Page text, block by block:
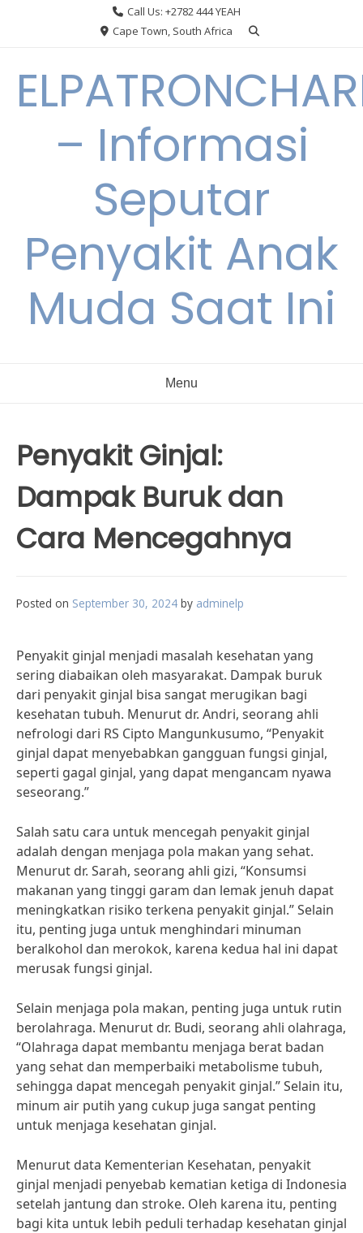
Call Us: +2782 444 YEAH
Cape Town, South Africa
– Informasi
Seputar
Penyakit Anak
Muda Saat Ini
Menu
Penyakit Ginjal:
Dampak Buruk dan
Cara Mencegahnya
Posted on September 30, 2024 by adminelp
Penyakit ginjal menjadi masalah kesehatan yang
sering diabaikan oleh masyarakat. Dampak buruk
dari penyakit ginjal bisa sangat merugikan bagi
kesehatan tubuh. Menurut dr. Andri, seorang ahli
nefrologi dari RS Cipto Mangunkusumo, “Penyakit
ginjal dapat menyebabkan gangguan fungsi ginjal,
seperti gagal ginjal, yang dapat mengancam nyawa
seseorang.”
Salah satu cara untuk mencegah penyakit ginjal
adalah dengan menjaga pola makan yang sehat.
Menurut dr. Sarah, seorang ahli gizi, “Konsumsi
makanan yang tinggi garam dan lemak jenuh dapat
meningkatkan risiko terkena penyakit ginjal.” Selain
itu, penting juga untuk menghindari minuman
beralkohol dan merokok, karena kedua hal ini dapat
merusak fungsi ginjal.
Selain menjaga pola makan, penting juga untuk rutin
berolahraga. Menurut dr. Budi, seorang ahli olahraga,
“Olahraga dapat membantu menjaga berat badan
yang sehat dan memperbaiki metabolisme tubuh,
sehingga dapat mencegah penyakit ginjal.” Selain itu,
minum air putih yang cukup juga sangat penting
untuk menjaga kesehatan ginjal.
Menurut data Kementerian Kesehatan, penyakit
ginjal menjadi penyebab kematian ketiga di Indonesia
setelah jantung dan stroke. Oleh karena itu, penting
bagi kita untuk lebih peduli terhadap kesehatan ginjal